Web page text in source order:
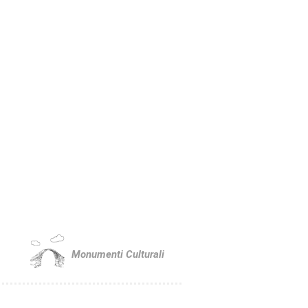
Monumenti Culturali